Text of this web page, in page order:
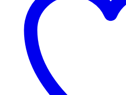
Optionen
können
Produktseite
gewählt
werden